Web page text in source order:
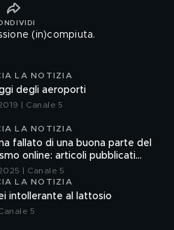
(in)compiuta.
LA NOTIZIA
degli aeroporti
| Canale 5
LA NOTIZIA
fallato di una buona parte del
online: articoli pubblicati
verifica delle fonti
| Canale 5
LA NOTIZIA
intollerante al lattosio
5